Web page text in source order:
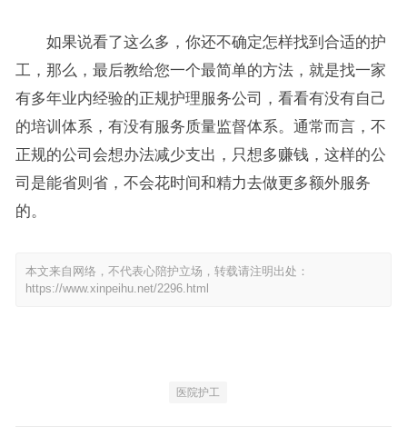
如果说看了这么多，你还不确定怎样找到合适的护
工，那么，最后教给您一个最简单的方法，就是找一家
有多年业内经验的正规护理服务公司，看看有没有自己
的培训体系，有没有服务质量监督体系。通常而言，不
正规的公司会想办法减少支出，只想多赚钱，这样的公
司是能省则省，不会花时间和精力去做更多额外服务
的。
本文来自网络，不代表心陪护立场，转载请注明出处：
https://www.xinpeihu.net/2296.html
医院护工